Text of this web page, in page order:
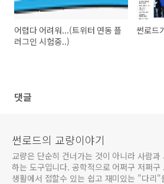
어렵다 어려워...(트위터 연동 플
러그인 시험중..)
썬로드
댓글
썬로드의 교량이야기
교량은 단순히 건너가는 것이 아니라 사람과
하는 도구입니다. 공학적으로 어쩌구 저쩌구
생활에서 접할수 있는 쉽고 재미있는 "다리"